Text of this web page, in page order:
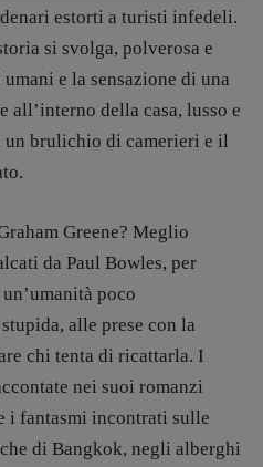
estorti a turisti infedeli.
si svolga, polverosa e
e la sensazione di una
all’interno della casa, lusso e
brulichio di camerieri e il
Greene? Meglio
da Paul Bowles, per
poco
alle prese con la
chi tenta di ricattarla. I
nei suoi romanzi
i fantasmi incontrati sulle
di Bangkok, negli alberghi